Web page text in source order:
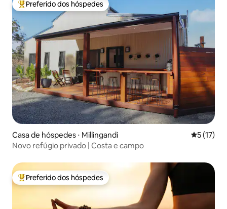
Entre os melhores preferidos dos hóspedes
Preferido dos hóspedes
Casa de hóspedes ⋅ Millingandi 5 de uma
5 (17)
Novo refúgio privado | Costa e campo
Entre os melhores preferidos dos hóspedes
Preferido dos hóspedes